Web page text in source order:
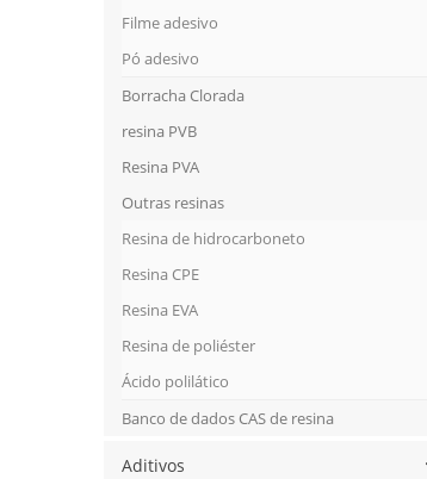
Filme adesivo
Pó adesivo
Borracha Clorada
resina PVB
Resina PVA
Outras resinas
Resina de hidrocarboneto
Resina CPE
Resina EVA
Resina de poliéster
Ácido polilático
Banco de dados CAS de resina
Aditivos